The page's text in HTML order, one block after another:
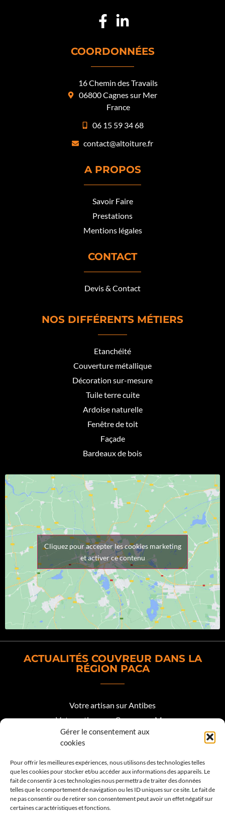
Gérer le consentement aux
cookies
Pour offrir les meilleures expériences, nous utilisons des technologies telles
que les cookies pour stocker et/ou accéder aux informations des appareils. Le
fait de consentir à ces technologies nous permettra de traiter des données
telles que le comportement de navigation ou les ID uniques sur ce site. Le fait de
ne pas consentir ou de retirer son consentement peut avoir un effet négatif sur
certaines caractéristiques et fonctions.
COORDONNÉES
16 Chemin des Travails
06800 Cagnes sur Mer
France
06 15 59 34 68
contact@altoiture.fr
A PROPOS
Savoir Faire
Prestations
Mentions légales
CONTACT
Devis & Contact
NOS DIFFÉRENTS MÉTIERS
Etanchéité
Couverture métallique
Décoration sur-mesure
Tuile terre cuite
Ardoise naturelle
Fenêtre de toit
Façade
Bardeaux de bois
Cliquez pour accepter les cookies marketing
et activer ce contenu
ACTUALITÉS COUVREUR DANS LA
RÉGION PACA
Votre artisan sur Antibes
Votre artisan sur Cagnes sur Mer
Votre artisan sur Biot
Votre artisan Roquefort les Pins
Votre artisan sur Valbonne